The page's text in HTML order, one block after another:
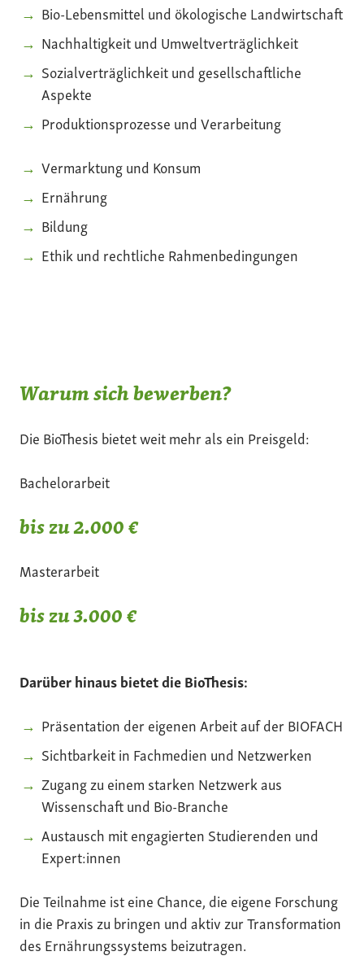
Bio-Lebensmittel und ökologische Landwirtschaft
Nachhaltigkeit und Umweltverträglichkeit
Sozialverträglichkeit und gesellschaftliche
Aspekte
Produktionsprozesse und Verarbeitung
Vermarktung und Konsum
Ernährung
Bildung
Ethik und rechtliche Rahmenbedingungen
Warum sich bewerben?
Die BioThesis bietet weit mehr als ein Preisgeld:
Bachelorarbeit
bis zu 2.000 €
Masterarbeit
bis zu 3.000 €
Darüber hinaus bietet die BioThesis:
Präsentation der eigenen Arbeit auf der BIOFACH
Sichtbarkeit in Fachmedien und Netzwerken
Zugang zu einem starken Netzwerk aus
Wissenschaft und Bio-Branche
Austausch mit engagierten Studierenden und
Expert:innen
Die Teilnahme ist eine Chance, die eigene Forschung
in die Praxis zu bringen und aktiv zur Transformation
des Ernährungssystems beizutragen.